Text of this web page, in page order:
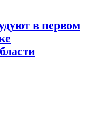
в первом